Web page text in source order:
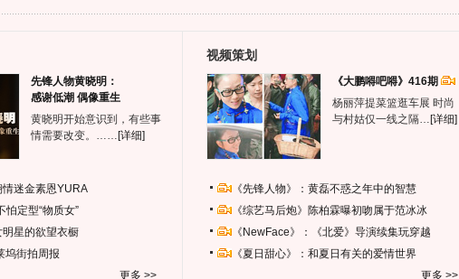
先锋人物黄晓明：
感谢低潮 偶像重生
黄晓明开始意识到，有些事
情需要改变。…… [详细]
情迷金素恩YURA
怕定型“物质女”
星的欲望衣橱
坞街拍周报
更多 >>
视频策划
《大鹏嘚吧嘚》416期
杨丽萍提菜篮逛车展 时尚
与村姑仅一线之隔… [详细]
《先锋人物》：黄磊不惑之年中的智慧
《综艺马后炮》陈柏霖曝初吻属于范冰冰
《NewFace》：《北爱》导演续集玩穿越
《夏日甜心》：和夏日有关的爱情世界
更多 >>